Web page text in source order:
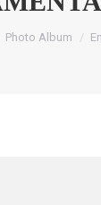
aqui:
Photo Album